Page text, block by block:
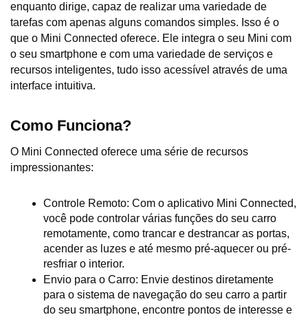
enquanto dirige, capaz de realizar uma variedade de
tarefas com apenas alguns comandos simples. Isso é o
que o Mini Connected oferece. Ele integra o seu Mini com
o seu smartphone e com uma variedade de serviços e
recursos inteligentes, tudo isso acessível através de uma
interface intuitiva.
Como Funciona?
O Mini Connected oferece uma série de recursos
impressionantes:
Controle Remoto: Com o aplicativo Mini Connected,
você pode controlar várias funções do seu carro
remotamente, como trancar e destrancar as portas,
acender as luzes e até mesmo pré-aquecer ou pré-
resfriar o interior.
Envio para o Carro: Envie destinos diretamente
para o sistema de navegação do seu carro a partir
do seu smartphone, encontre pontos de interesse e